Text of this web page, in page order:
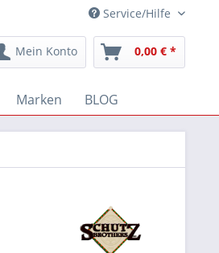
Service/Hilfe
Mein Konto 0,00 € *
Marken BLOG